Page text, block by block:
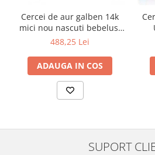
Cercei de aur galben 14k
mici nou nascuti bebelusi
Bilute 4mm
488,25 Lei
ADAUGA IN COS
SUPORT